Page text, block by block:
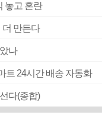
놓고 혼란
만든다
나
트 24시간 배송 자동화
다(종합)